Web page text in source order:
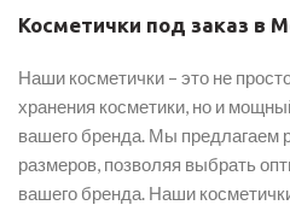
Косметички под заказ в
Наши косметички – это не
хранения косметики, но и
вашего бренда. Мы предлагаем
размеров, позволяя выбрать
вашего бренда. Наши